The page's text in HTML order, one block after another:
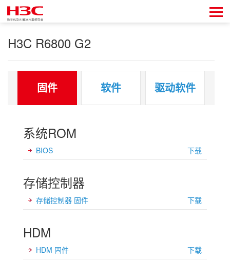
H3C R6800 G2
固件 软件 驱动软件
系统ROM
BIOS 下载
存储控制器
存储控制器 固件 下载
HDM
HDM 固件 下载